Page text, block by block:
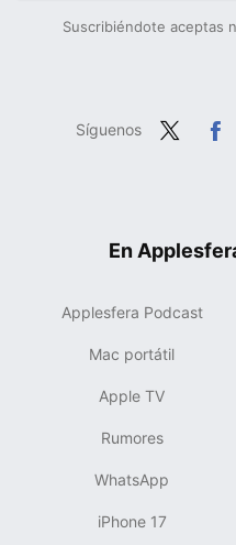
Suscribiéndote aceptas
Síguenos
En
Applesfera Podcast
Mac portátil
Apple TV
Rumores
WhatsApp
iPhone 17